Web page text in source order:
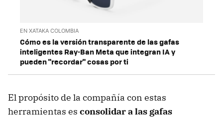
EN XATAKA COLOMBIA
Cómo es la versión transparente de las gafas
inteligentes Ray-Ban Meta que integran IA y
pueden "recordar" cosas por ti
El propósito de la compañía con estas
herramientas es consolidar a las gafas